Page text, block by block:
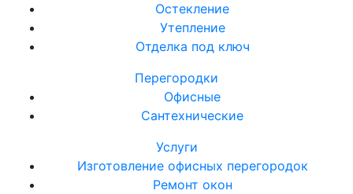
Остекление
Утепление
Отделка под ключ
Перегородки
Офисные
Сантехнические
Услуги
Изготовление офисных перегородок
Ремонт окон